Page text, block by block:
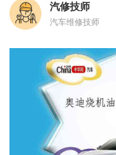
汽修技师
汽车维修技师